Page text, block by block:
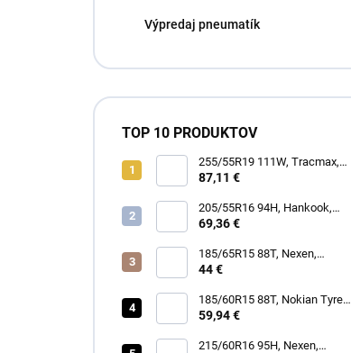
Výpredaj pneumatík
TOP 10 PRODUKTOV
255/55R19 111W, Tracmax,
TRAC SAVER A/S
87,11 €
205/55R16 94H, Hankook,
H750 KINERGY 4S 2
69,36 €
185/65R15 88T, Nexen,
WINGUARD SNOW G3 WH21
44 €
185/60R15 88T, Nokian Tyres,
SNOWPROOF 1
59,94 €
215/60R16 95H, Nexen,